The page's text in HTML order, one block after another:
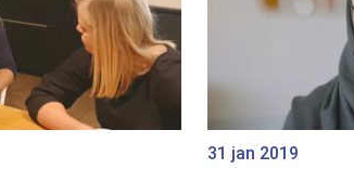
31 jan 2019